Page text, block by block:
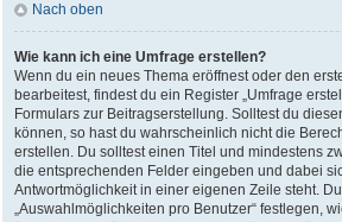
Nach oben
Wie kann ich eine Umfrage erstellen?
Wenn du ein neues Thema eröffnest oder den
bearbeitest, findest du ein Register „Umfrage
Formulars zur Beitragserstellung. Solltest du
können, so hast du wahrscheinlich nicht die
erstellen. Du solltest einen Titel und mindestens
die entsprechenden Felder eingeben und dabei
Antwortmöglichkeit in einer eigenen Zeile steht.
„Auswahlmöglichkeiten pro Benutzer“ festlegen,